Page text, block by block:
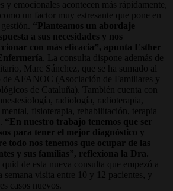
y emocionales acontecen más rápidamente,
un factor muy estresante que pone en
“Planteamos un abordaje
a sus necesidades y nos
con más eficacia”, apunta Esther
. La consulta dispone además de
Marc Sánchez, que se ha sumado al
de AFANOC (Asociación de Familiares y
de Cataluña). También cuenta con
radiología, radioterapia,
mental, fisioterapia, rehabilitación, terapia
“En nuestro trabajo tenemos que ser
para tener el mejor diagnóstico y
todo nos tenemos que ocupar de las
y sus familias”, reflexiona la Dra.
quid de esta nueva consulta que empezó a
semana visita entre 10 y 12 pacientes, y
casos nuevos.